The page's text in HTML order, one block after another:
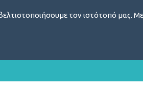
τον ιστότοπό μας.